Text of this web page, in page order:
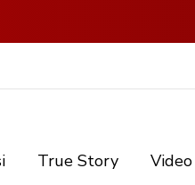
True Story Video